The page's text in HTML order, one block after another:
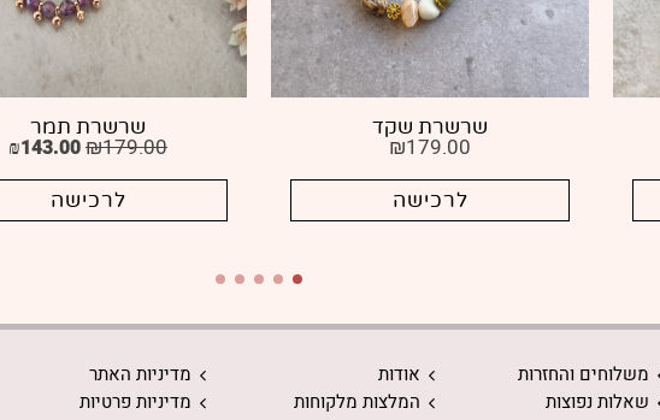
שרשרת שקד
₪179.00
לרכישה
שרשרת תמר
₪179.00
₪143.00
לרכישה
משלוחים והחזרות
שאלות נפוצות
אודות
המלצות מלקוחות
מדיניות האתר
מדיניות פרטיות